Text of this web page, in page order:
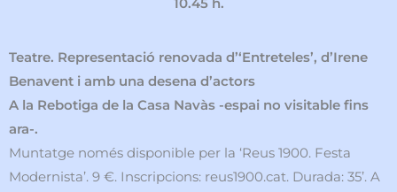
10.45 h.
Teatre. Representació renovada d’‘Entreteles’, d’Irene
Benavent i amb una desena d’actors
A la Rebotiga de la Casa Navàs -espai no visitable fins
ara-.
Muntatge només disponible per la ‘Reus 1900. Festa
Modernista’. 9 €. Inscripcions: reus1900.cat. Durada: 35’. A